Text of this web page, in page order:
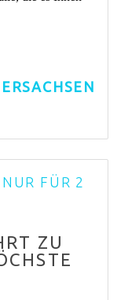
FÜR 2
ZU